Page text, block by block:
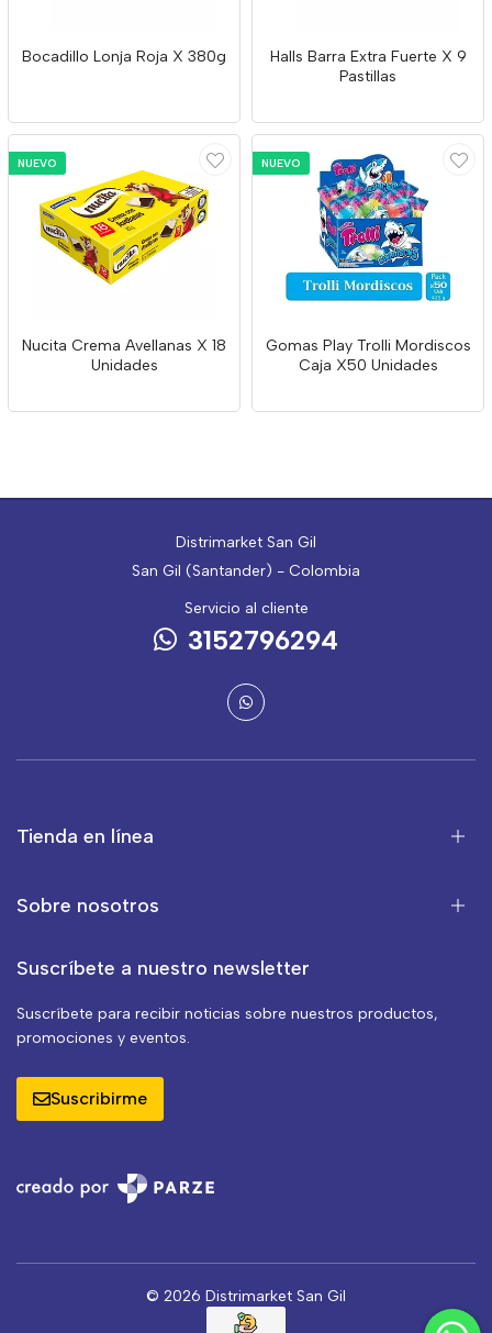
Bocadillo Lonja Roja X 380g
Halls Barra Extra Fuerte X 9
Pastillas
NUEVO
Nucita Crema Avellanas X 18
Unidades
NUEVO
Gomas Play Trolli Mordiscos
Caja X50 Unidades
Distrimarket San Gil
San Gil (Santander) - Colombia
Servicio al cliente
3152796294
Tienda en línea
Sobre nosotros
Suscríbete a nuestro newsletter
Suscríbete para recibir noticias sobre nuestros productos,
promociones y eventos.
Suscribirme
© 2026 Distrimarket San Gil